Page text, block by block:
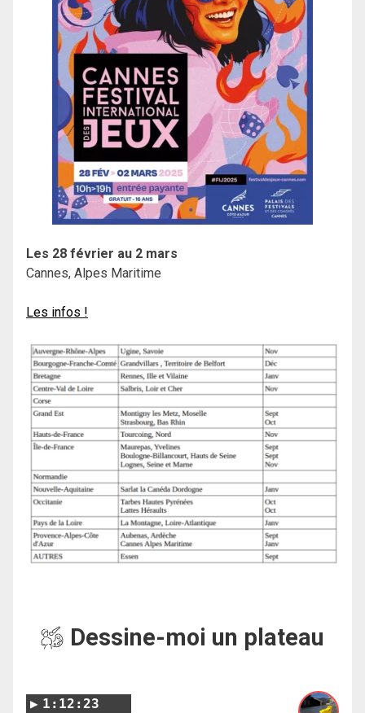
Les 28 février au 2 mars
Cannes, Alpes Maritime
Les infos !
Dessine-moi un plateau
1:12:23